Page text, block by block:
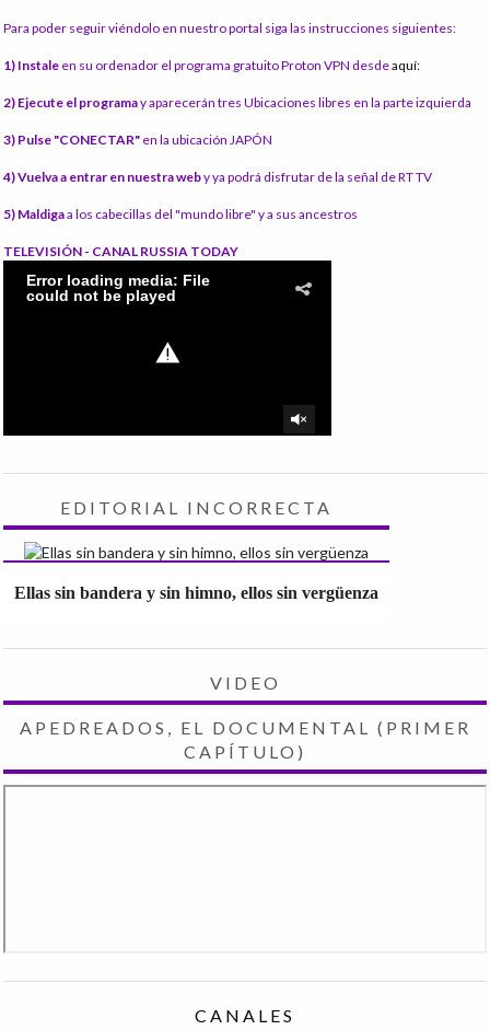
Para poder seguir viéndolo en nuestro portal siga las instrucciones siguientes:
1) Instale en su ordenador el programa gratuito Proton VPN desdeaquí:
2) Ejecute el programay aparecerán tres Ubicaciones libres en la parte izquierda
3) Pulse "CONECTAR" en la ubicación JAPÓN
4) Vuelva a entrar en nuestra weby ya podrá disfrutar de la señal de RT TV
5) Maldigaa los cabecillas del "mundo libre" y a sus ancestros
TELEVISIÓN - CANAL RUSSIA TODAY
EDITORIAL INCORRECTA
Ellas sin bandera y sin himno, ellos sin vergüenza
VIDEO
APEDREADOS, EL DOCUMENTAL (PRIMER
CAPÍTULO)
CANALES